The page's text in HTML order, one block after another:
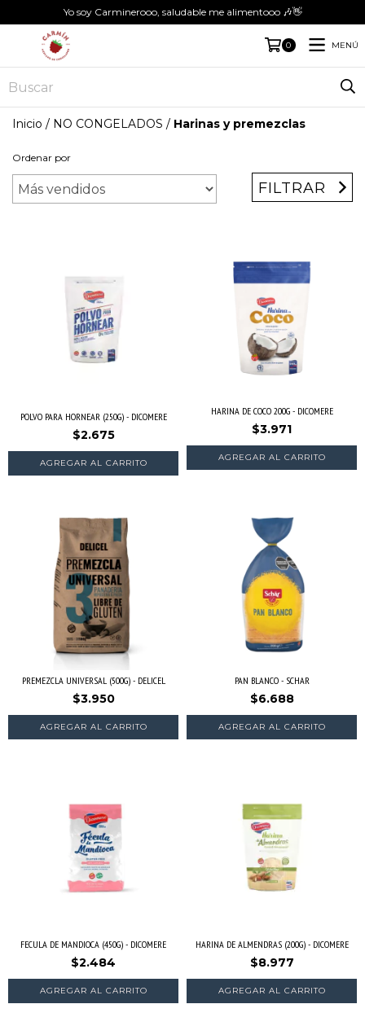
Yo soy Carminerooo, saludable me alimentooo 🎶👋
0 MENÚ
Inicio / NO CONGELADOS / Harinas y premezclas
Ordenar por
FILTRAR
POLVO PARA HORNEAR (250G) - DICOMERE
$2.675
HARINA DE COCO 200G - DICOMERE
$3.971
PREMEZCLA UNIVERSAL (500G) - DELICEL
$3.950
PAN BLANCO - SCHAR
$6.688
FECULA DE MANDIOCA (450G) - DICOMERE
$2.484
HARINA DE ALMENDRAS (200G) - DICOMERE
$8.977